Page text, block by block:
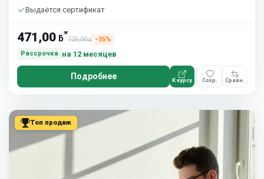
Выдаётся сертификат
471,00 ƃ*
725,00ƃ
−35%
Рассрочка
на 12 месяцев
Подробнее К курсу Сохр. Сравн.
Топ продаж